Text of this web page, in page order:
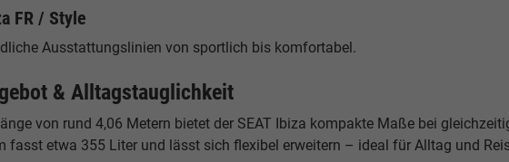
FR / Style
Ausstattungslinien von sportlich bis komfortabel.
& Alltagstauglichkeit
von rund 4,06 Metern bietet der SEAT Ibiza kompakte Maße bei
fasst etwa 355 Liter und lässt sich flexibel erweitern – ideal für Alltag und